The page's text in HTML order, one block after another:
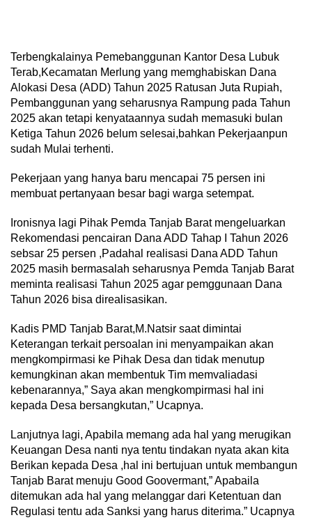
Terbengkalainya Pemebanggunan Kantor Desa Lubuk
Terab,Kecamatan Merlung yang memghabiskan Dana
Alokasi Desa (ADD) Tahun 2025 Ratusan Juta Rupiah,
Pembanggunan yang seharusnya Rampung pada Tahun
2025 akan tetapi kenyataannya sudah memasuki bulan
Ketiga Tahun 2026 belum selesai,bahkan Pekerjaanpun
sudah Mulai terhenti.
Pekerjaan yang hanya baru mencapai 75 persen ini
membuat pertanyaan besar bagi warga setempat.
Ironisnya lagi Pihak Pemda Tanjab Barat mengeluarkan
Rekomendasi pencairan Dana ADD Tahap I Tahun 2026
sebsar 25 persen ,Padahal realisasi Dana ADD Tahun
2025 masih bermasalah seharusnya Pemda Tanjab Barat
meminta realisasi Tahun 2025 agar pemggunaan Dana
Tahun 2026 bisa direalisasikan.
Kadis PMD Tanjab Barat,M.Natsir saat dimintai
Keterangan terkait persoalan ini menyampaikan akan
mengkompirmasi ke Pihak Desa dan tidak menutup
kemungkinan akan membentuk Tim memvaliadasi
kebenarannya,” Saya akan mengkompirmasi hal ini
kepada Desa bersangkutan,” Ucapnya.
Lanjutnya lagi, Apabila memang ada hal yang merugikan
Keuangan Desa nanti nya tentu tindakan nyata akan kita
Berikan kepada Desa ,hal ini bertujuan untuk membangun
Tanjab Barat menuju Good Goovermant,” Apabaila
ditemukan ada hal yang melanggar dari Ketentuan dan
Regulasi tentu ada Sanksi yang harus diterima.” Ucapnya